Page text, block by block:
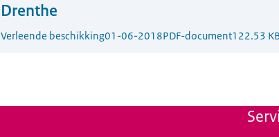
Drenthe
Verleende beschikking01-06-2018PDF-document122.53